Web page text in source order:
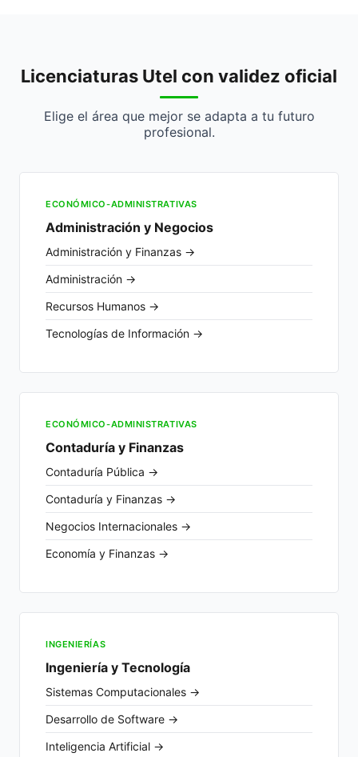
Licenciaturas Utel con validez oficial
Elige el área que mejor se adapta a tu futuro
profesional.
ECONÓMICO-ADMINISTRATIVAS
Administración y Negocios
Administración y Finanzas →
Administración →
Recursos Humanos →
Tecnologías de Información →
ECONÓMICO-ADMINISTRATIVAS
Contaduría y Finanzas
Contaduría Pública →
Contaduría y Finanzas →
Negocios Internacionales →
Economía y Finanzas →
INGENIERÍAS
Ingeniería y Tecnología
Sistemas Computacionales →
Desarrollo de Software →
Inteligencia Artificial →